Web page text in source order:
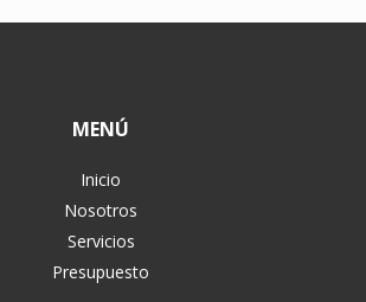
MENÚ
Inicio
Nosotros
Servicios
Presupuesto